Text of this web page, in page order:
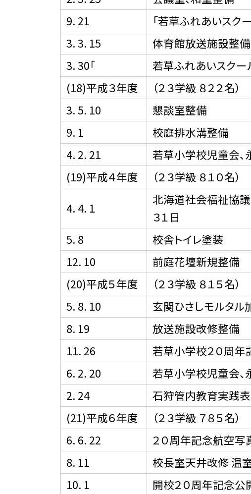
9. 21
「若草ふれあいスク
3. 3. 15
体育館放送施設整備
3. 30「
若草ふれあいスクー
(18)平成３年度
（２３学級 ８２２名）
3. 5. 10
懇談室整備
9. 1
校庭排水溝整備
4. 2. 21
若草小学校児童会
(19)平成４年度
（２３学級 ８１０名）
4. 4. 1
北海道社会福祉協議
３１日
5. 8
校舎トイレ塗装
12. 10
前庭花壇新規整備
(20)平成５年度
（２３学級 ８１５名）
5. 8. 10
玄関ひさしモルタル
8. 19
放送施設改修整備
11. 26
若草小学校２０周
6. 2. 20
若草小学校児童会、
2. 24
石狩管内教育実践表
(21)平成６年度
（２３学級 ７８５名）
6. 6. 22
２０周年記念航空写
8. 11
校長室天井改修 温
10. 1
開校２０周年記念